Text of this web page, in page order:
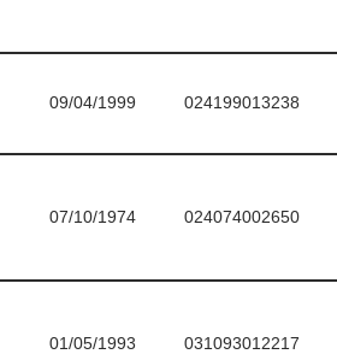
09/04/1999 024199013238
07/10/1974 024074002650
01/05/1993 031093012217